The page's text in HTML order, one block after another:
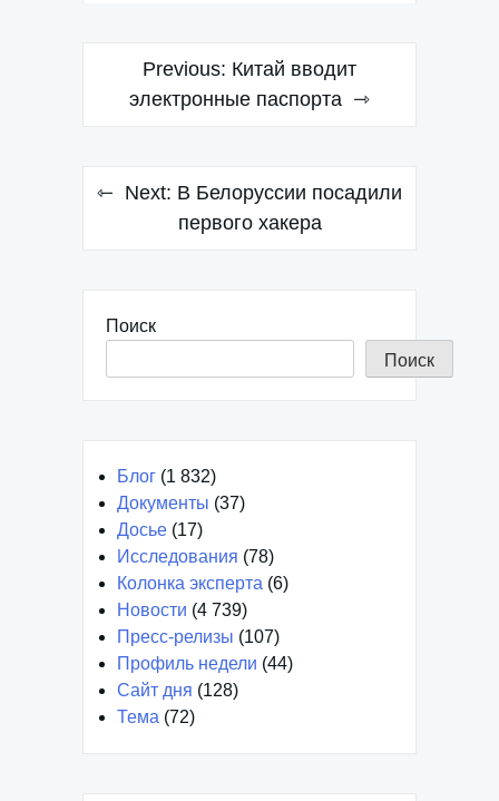
Навигация
Previous: Китай вводит
электронные паспорта
Next: В Белоруссии посадили
первого хакера
Поиск
Поиск
Блог (1 832)
Документы (37)
Досье (17)
Исследования (78)
Колонка эксперта (6)
Новости (4 739)
Пресс-релизы (107)
Профиль недели (44)
Сайт дня (128)
Тема (72)